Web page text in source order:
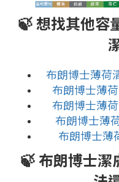
🍃 想找其他容
布朗博士薄荷
布朗博士薄
布朗博士薄
布朗博士薄
布朗博士薄
🍃 布朗博士